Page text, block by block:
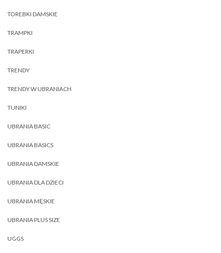
TOREBKI DAMSKIE
TRAMPKI
TRAPERKI
TRENDY
TRENDY W UBRANIACH
TUNIKI
UBRANIA BASIC
UBRANIA BASICS
UBRANIA DAMSKIE
UBRANIA DLA DZIECI
UBRANIA MĘSKIE
UBRANIA PLUS SIZE
UGGS